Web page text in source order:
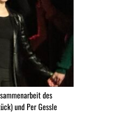
des
und Per Gessle